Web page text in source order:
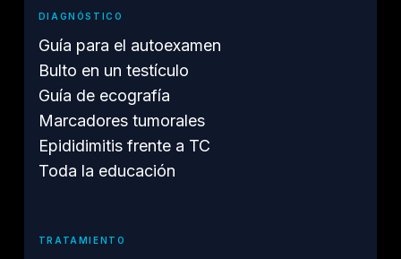
DIAGNÓSTICO
Guía para el autoexamen
Bulto en un testículo
Guía de ecografía
Marcadores tumorales
Epididimitis frente a TC
Toda la educación
TRATAMIENTO